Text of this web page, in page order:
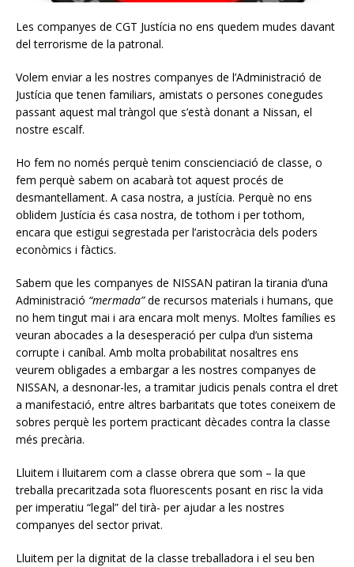
Les companyes de CGT Justícia no ens quedem mudes davant
del terrorisme de la patronal.
Volem enviar a les nostres companyes de l’Administració de
Justícia que tenen familiars, amistats o persones conegudes
passant aquest mal tràngol que s’està donant a Nissan, el
nostre escalf.
Ho fem no només perquè tenim conscienciació de classe, o
fem perquè sabem on acabarà tot aquest procés de
desmantellament. A casa nostra, a justícia. Perquè no ens
oblidem Justícia és casa nostra, de tothom i per tothom,
encara que estigui segrestada per l’aristocràcia dels poders
econòmics i fàctics.
Sabem que les companyes de NISSAN patiran la tirania d’una
Administració “mermada”de recursos materials i humans, que
no hem tingut mai i ara encara molt menys. Moltes famílies es
veuran abocades a la desesperació per culpa d’un sistema
corrupte i caníbal. Amb molta probabilitat nosaltres ens
veurem obligades a embargar a les nostres companyes de
NISSAN, a desnonar-les, a tramitar judicis penals contra el dret
a manifestació, entre altres barbaritats que totes coneixem de
sobres perquè les portem practicant dècades contra la classe
més precària.
Lluitem i lluitarem com a classe obrera que som – la que
treballa precaritzada sota fluorescents posant en risc la vida
per imperatiu “legal” del tirà- per ajudar a les nostres
companyes del sector privat.
Lluitem per la dignitat de la classe treballadora i el seu ben